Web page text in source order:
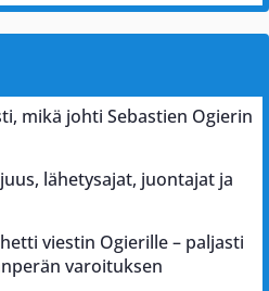
mikä johti Sebastien Ogierin
lähetysajat, juontajat ja
viestin Ogierille – paljasti
varoituksen